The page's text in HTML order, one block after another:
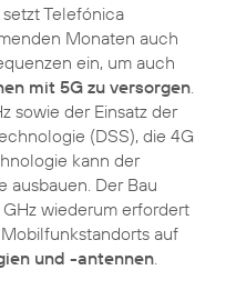
Telefónica
Monaten auch
ein, um auch
mit 5G zu versorgen
sowie der Einsatz der
(DSS), die 4G
kann der
ausbauen. Der Bau
wiederum erfordert
auf
und -antennen